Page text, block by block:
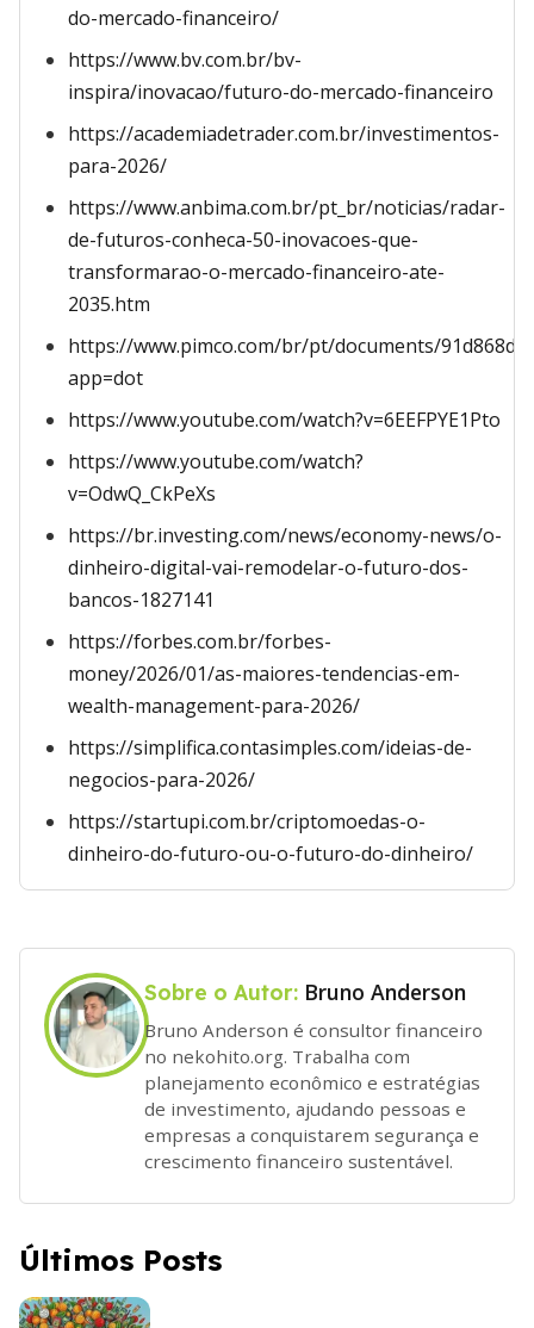
do-mercado-financeiro/
https://www.bv.com.br/bv-
inspira/inovacao/futuro-do-mercado-financeiro
https://academiadetrader.com.br/investimentos-
para-2026/
https://www.anbima.com.br/pt_br/noticias/radar-
de-futuros-conheca-50-inovacoes-que-
transformarao-o-mercado-financeiro-ate-
2035.htm
https://www.pimco.com/br/pt/documents/
app=dot
https://www.youtube.com/watch?v=6EEFPYE1Pto
https://www.youtube.com/watch?
v=OdwQ_CkPeXs
https://br.investing.com/news/economy-news/o-
dinheiro-digital-vai-remodelar-o-futuro-dos-
bancos-1827141
https://forbes.com.br/forbes-
money/2026/01/as-maiores-tendencias-em-
wealth-management-para-2026/
https://simplifica.contasimples.com/ideias-de-
negocios-para-2026/
https://startupi.com.br/criptomoedas-o-
dinheiro-do-futuro-ou-o-futuro-do-dinheiro/
Sobre o Autor: Bruno Anderson
Bruno Anderson é consultor financeiro
no nekohito.org. Trabalha com
planejamento econômico e estratégias
de investimento, ajudando pessoas e
empresas a conquistarem segurança e
crescimento financeiro sustentável.
Últimos Posts